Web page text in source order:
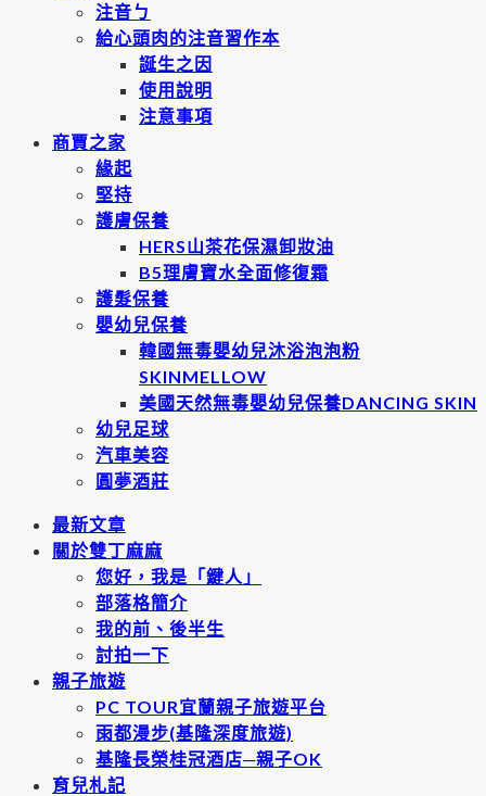
注音ㄅ
給心頭肉的注音習作本
誕生之因
使用說明
注意事項
商賈之家
緣起
堅持
護膚保養
HERS山茶花保濕卸妝油
B5理膚寶水全面修復霜
護髮保養
嬰幼兒保養
韓國無毒嬰幼兒沐浴泡泡粉
SKINMELLOW
美國天然無毒嬰幼兒保養DANCING SKIN
幼兒足球
汽車美容
圓夢酒莊
最新文章
關於雙丁麻麻
您好，我是「鍵人」
部落格簡介
我的前、後半生
討拍一下
親子旅遊
PC TOUR宜蘭親子旅遊平台
雨都漫步(基隆深度旅遊)
基隆長榮桂冠酒店─親子OK
育兒札記